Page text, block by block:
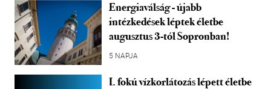
Energiaválság - újabb
intézkedések léptek életbe
augusztus 3-tól Sopronban!
5 NAPJA
I. fokú vízkorlátozás lépett életbe